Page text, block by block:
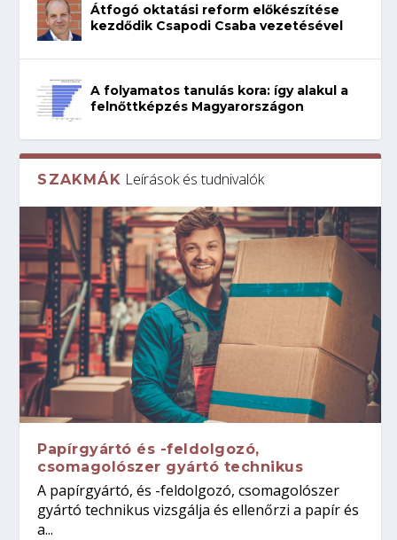
Átfogó oktatási reform előkészítése
kezdődik Csapodi Csaba vezetésével
A folyamatos tanulás kora: így alakul a
felnőttképzés Magyarországon
SZAKMÁK Leírások és tudnivalók
Papírgyártó és -feldolgozó,
csomagolószer gyártó technikus
A papírgyártó, és -feldolgozó, csomagolószer
gyártó technikus vizsgálja és ellenőrzi a papír és
a...